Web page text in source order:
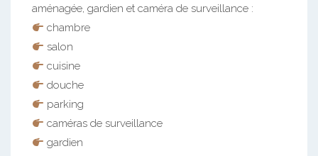
aménagée, gardien et caméra de surveillance :
chambre
salon
cuisine
douche
parking
caméras de surveillance
gardien